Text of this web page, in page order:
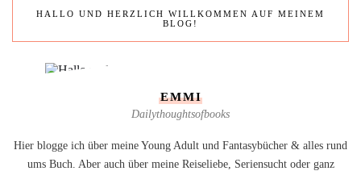
HALLO UND HERZLICH WILLKOMMEN AUF MEINEM
BLOG!
EMMI
Dailythoughtsofbooks
Hier blogge ich über meine Young Adult und Fantasybücher & alles rund
ums Buch. Aber auch über meine Reiseliebe, Seriensucht oder ganz